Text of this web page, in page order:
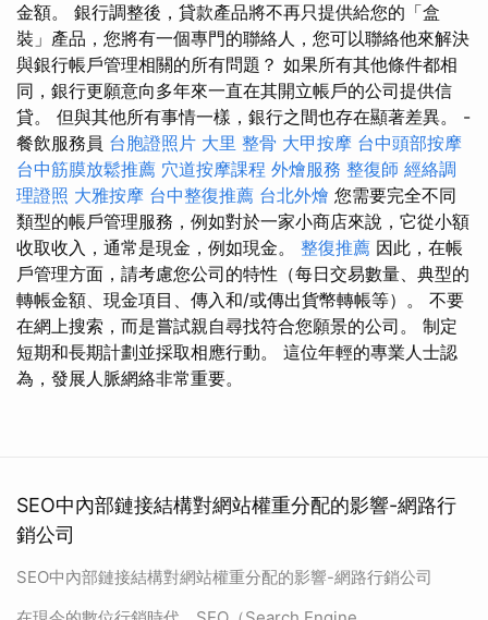
金額。 銀行調整後，貸款產品將不再只提供給您的「盒
裝」產品，您將有一個專門的聯絡人，您可以聯絡他來解決
與銀行帳戶管理相關的所有問題？ 如果所有其他條件都相
同，銀行更願意向多年來一直在其開立帳戶的公司提供信
貸。 但與其他所有事情一樣，銀行之間也存在顯著差異。 -
餐飲服務員 台胞證照片 大里 整骨 大甲按摩 台中頭部按摩
台中筋膜放鬆推薦 穴道按摩課程 外燴服務 整復師 經絡調
理證照 大雅按摩 台中整復推薦 台北外燴 您需要完全不同
類型的帳戶管理服務，例如對於一家小商店來說，它從小額
收取收入，通常是現金，例如現金。 整復推薦 因此，在帳
戶管理方面，請考慮您公司的特性（每日交易數量、典型的
轉帳金額、現金項目、傳入和/或傳出貨幣轉帳等）。 不要
在網上搜索，而是嘗試親自尋找符合您願景的公司。 制定
短期和長期計劃並採取相應行動。 這位年輕的專業人士認
為，發展人脈網絡非常重要。
SEO中內部鏈接結構對網站權重分配的影響-網路行
銷公司
SEO中內部鏈接結構對網站權重分配的影響-網路行銷公司